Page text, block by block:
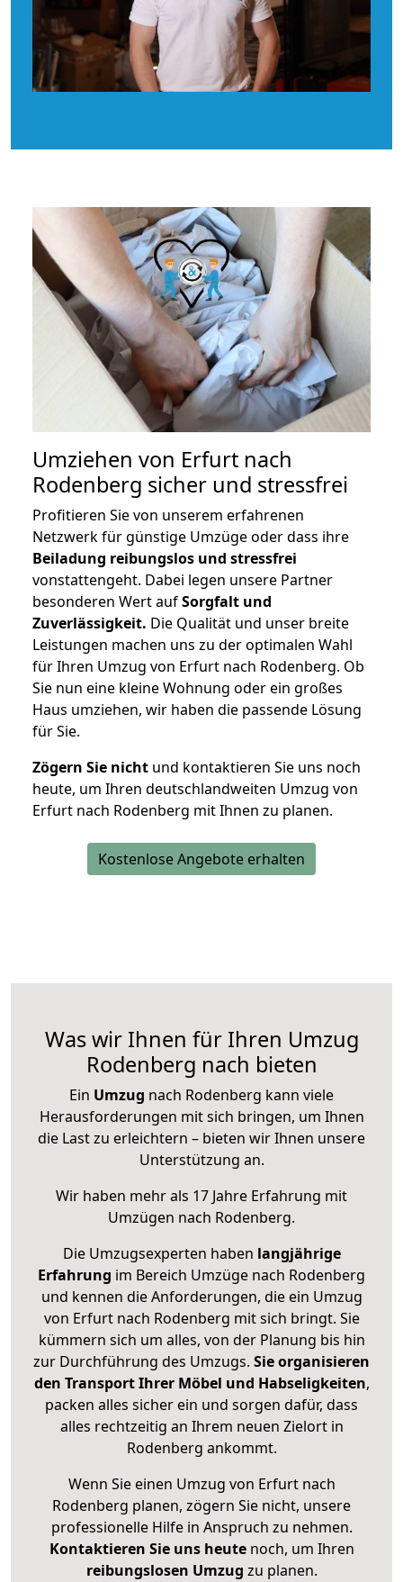
Umziehen von Erfurt nach
Rodenberg sicher und stressfrei
Profitieren Sie von unserem erfahrenen
Netzwerk für günstige Umzüge oder dass ihre
Beiladung reibungslos und stressfrei
vonstattengeht. Dabei legen unsere Partner
besonderen Wert aufSorgfalt und
Zuverlässigkeit. Die Qualität und unser breite
Leistungen machen uns zu der optimalen Wahl
für Ihren Umzug von Erfurt nach Rodenberg. Ob
Sie nun eine kleine Wohnung oder ein großes
Haus umziehen, wir haben die passende Lösung
für Sie.
Zögern Sie nicht und kontaktieren Sie uns noch
heute, um Ihren deutschlandweiten Umzug von
Erfurt nach Rodenberg mit Ihnen zu planen.
Kostenlose Angebote erhalten
Was wir Ihnen für Ihren Umzug
Rodenberg nach bieten
Ein Umzug nach Rodenberg kann viele
Herausforderungen mit sich bringen, um Ihnen
die Last zu erleichtern – bieten wir Ihnen unsere
Unterstützung an.
Wir haben mehr als 17 Jahre Erfahrung mit
Umzügen nach Rodenberg.
Die Umzugsexperten haben langjährige
Erfahrung im Bereich Umzüge nach Rodenberg
und kennen die Anforderungen, die ein Umzug
von Erfurt nach Rodenberg mit sich bringt. Sie
kümmern sich um alles, von der Planung bis hin
zur Durchführung des Umzugs. Sie organisieren
den Transport Ihrer Möbel und Habseligkeiten,
packen alles sicher ein und sorgen dafür, dass
alles rechtzeitig an Ihrem neuen Zielort in
Rodenberg ankommt.
Wenn Sie einen Umzug von Erfurt nach
Rodenberg planen, zögern Sie nicht, unsere
professionelle Hilfe in Anspruch zu nehmen.
Kontaktieren Sie uns heutenoch, um Ihren
reibungslosen Umzug zu planen.